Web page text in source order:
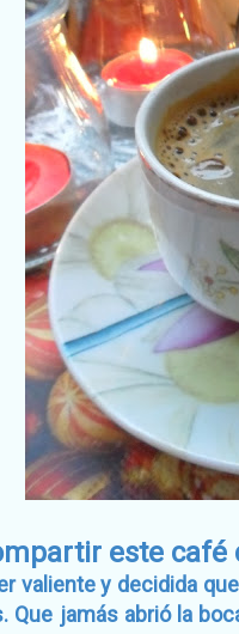
este café
valiente y decidida
Que jamás abrió la